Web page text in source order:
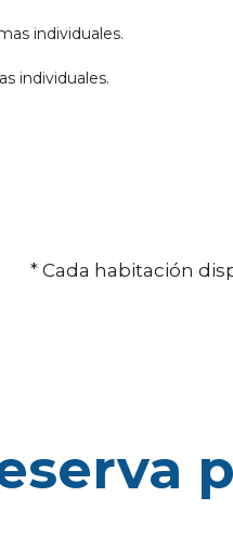
individuales.
individuales.
* Cada habitación